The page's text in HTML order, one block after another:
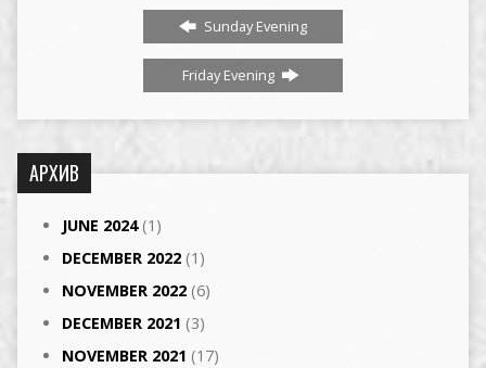
Sunday Evening
Friday Evening
АРХИВ
JUNE 2024(1)
DECEMBER 2022 (1)
NOVEMBER 2022 (6)
DECEMBER 2021 (3)
NOVEMBER 2021 (17)